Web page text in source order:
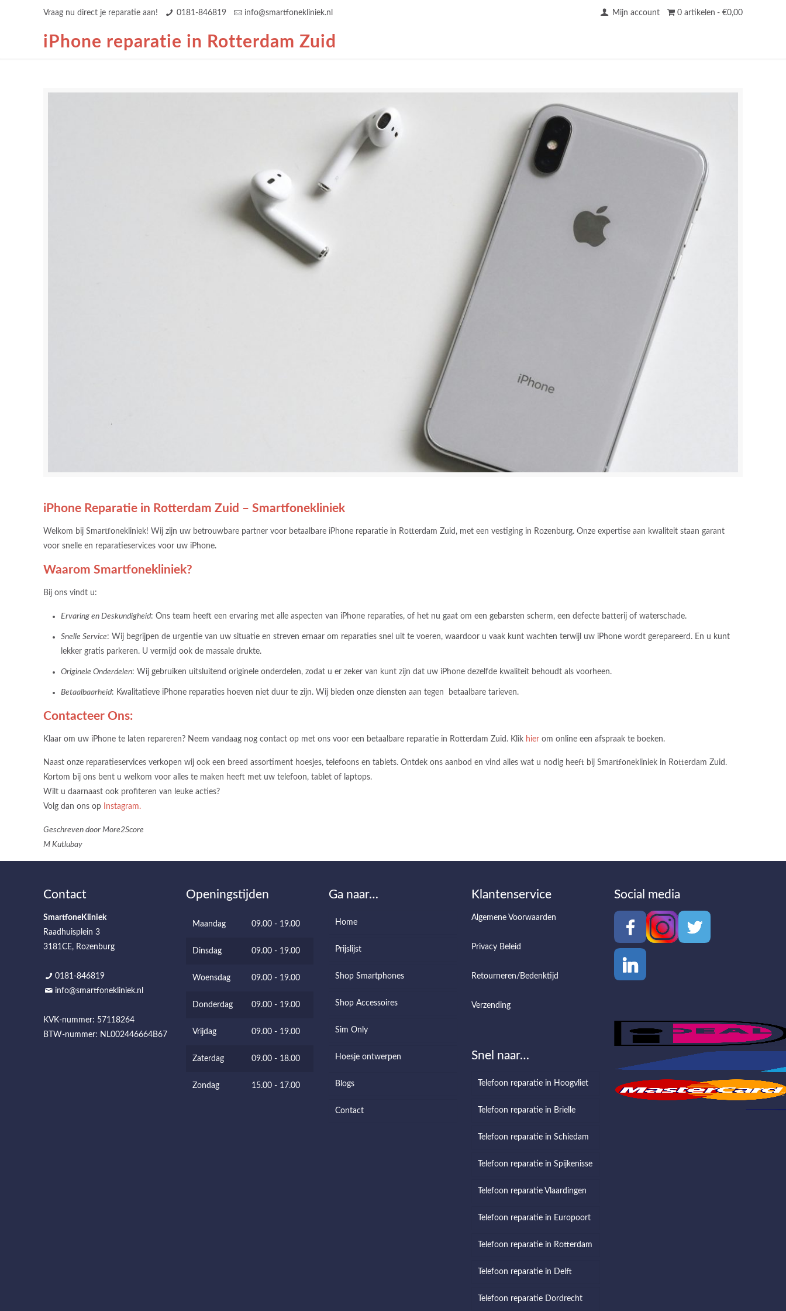
Vraag nu direct je reparatie aan! 0181-846819 info@smartfonekliniek.nl Mijn account 0 artikelen €0,00
iPhone reparatie in Rotterdam Zuid
iPhone Reparatie in Rotterdam Zuid – Smartfonekliniek
Welkom bij Smartfonekliniek! Wij zijn uw betrouwbare partner voor betaalbare iPhone reparatie in Rotterdam Zuid, met een vestiging in Rozenburg. Onze expertise aan kwaliteit staan garant
voor snelle en reparatieservices voor uw iPhone.
Waarom Smartfonekliniek?
Bij ons vindt u:
Ervaring en Deskundigheid: Ons team heeft een ervaring met alle aspecten van iPhone reparaties, of het nu gaat om een gebarsten scherm, een defecte batterij of waterschade.
Snelle Service: Wij begrijpen de urgentie van uw situatie en streven ernaar om reparaties snel uit te voeren, waardoor u vaak kunt wachten terwijl uw iPhone wordt gerepareerd. En u kunt
lekker gratis parkeren. U vermijd ook de massale drukte.
Originele Onderdelen: Wij gebruiken uitsluitend originele onderdelen, zodat u er zeker van kunt zijn dat uw iPhone dezelfde kwaliteit behoudt als voorheen.
Betaalbaarheid: Kwalitatieve iPhone reparaties hoeven niet duur te zijn. Wij bieden onze diensten aan tegen betaalbare tarieven.
Contacteer Ons:
Klaar om uw iPhone te laten repareren? Neem vandaag nog contact op met ons voor een betaalbare reparatie in Rotterdam Zuid. Klik hier om online een afspraak te boeken.
Naast onze reparatieservices verkopen wij ook een breed assortiment hoesjes, telefoons en tablets. Ontdek ons aanbod en vind alles wat u nodig heeft bij Smartfonekliniek in Rotterdam Zuid.
Kortom bij ons bent u welkom voor alles te maken heeft met uw telefoon, tablet of laptops.
Wilt u daarnaast ook profiteren van leuke acties?
Volg dan ons op
Instagram.
Geschreven door More2Score
M Kutlubay
Contact
SmartfoneKliniek
Raadhuisplein 3
3181CE, Rozenburg
0181-846819
info@smartfonekliniek.nl
KVK-nummer: 57118264
BTW-nummer: NL002446664B67
Openingstijden
Maandag 09.00 - 19.00
Dinsdag 09.00 - 19.00
Woensdag 09.00 - 19.00
Donderdag 09.00 - 19.00
Vrijdag 09.00 - 19.00
Zaterdag 09.00 - 18.00
Zondag 15.00 - 17.00
Ga naar…
Home
Prijslijst
Shop Smartphones
Shop Accessoires
Sim Only
Hoesje ontwerpen
Blogs
Contact
Klantenservice
Algemene Voorwaarden
Privacy Beleid
Retourneren/Bedenktijd
Verzending
Snel naar…
Telefoon reparatie in Hoogvliet
Telefoon reparatie in Brielle
Telefoon reparatie in Schiedam
Telefoon reparatie in Spijkenisse
Telefoon reparatie Vlaardingen
Telefoon reparatie in Europoort
Telefoon reparatie in Rotterdam
Telefoon reparatie in Delft
Telefoon reparatie Dordrecht
Social media